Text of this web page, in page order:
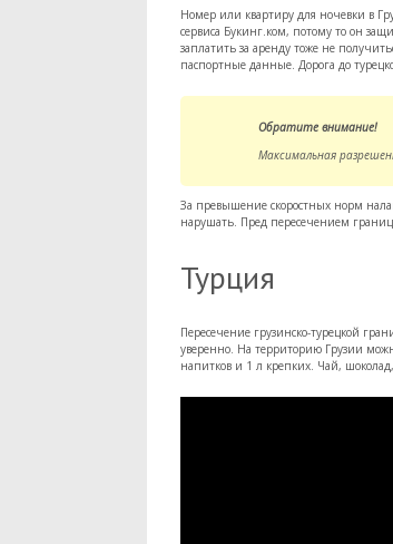
Номер или квартиру для ночевки в
сервиса Букинг.ком, потому то он
заплатить за аренду тоже не
паспортные данные. Дорога до
Обратите внимание!
Максимальная
За превышение скоростных норм
нарушать. Пред пересечением
Турция
Пересечение грузинско-турецкой
уверенно. На территорию Грузии
напитков и 1 л крепких. Чай,